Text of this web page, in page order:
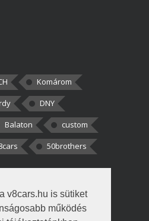
v8cars.hu is sütiket
működés
Komárom
DNY
Balaton
custom
50brothers
Én csak két
tudtam, hogy fél autót,